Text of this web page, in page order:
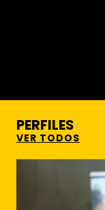
PERFILES
VER TODOS